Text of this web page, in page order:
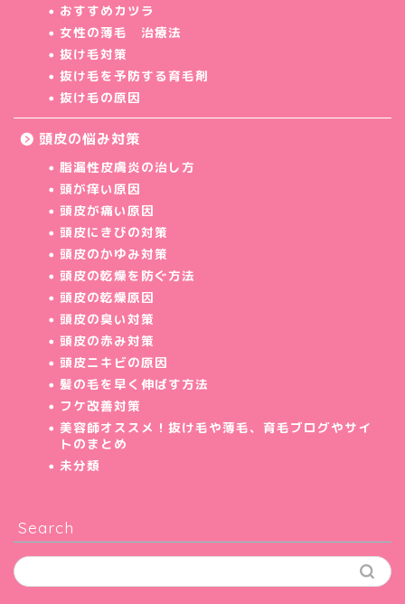
おすすめカツラ
女性の薄毛 治療法
抜け毛対策
抜け毛を予防する育毛剤
抜け毛の原因
頭皮の悩み対策
脂漏性皮膚炎の治し方
頭が痒い原因
頭皮が痛い原因
頭皮にきびの対策
頭皮のかゆみ対策
頭皮の乾燥を防ぐ方法
頭皮の乾燥原因
頭皮の臭い対策
頭皮の赤み対策
頭皮ニキビの原因
髪の毛を早く伸ばす方法
フケ改善対策
美容師オススメ！抜け毛や薄毛、育毛ブログやサイ
トのまとめ
未分類
Search